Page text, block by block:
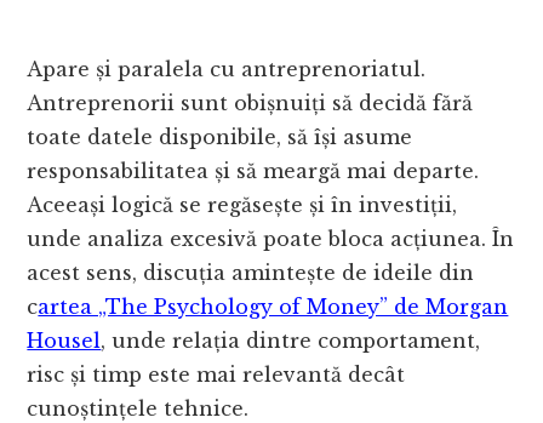
Apare și paralela cu antreprenoriatul.
Antreprenorii sunt obișnuiți să decidă fără
toate datele disponibile, să își asume
responsabilitatea și să meargă mai departe.
Aceeași logică se regăsește și în investiții,
unde analiza excesivă poate bloca acțiunea. În
acest sens, discuția amintește de ideile din
cartea „The Psychology of Money” de Morgan
Housel, unde relația dintre comportament,
risc și timp este mai relevantă decât
cunoștințele tehnice.